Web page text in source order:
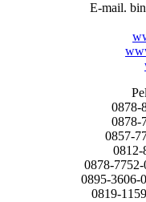
E-mail.
0878-
0878-
0857-
0878-
0895-
0819-